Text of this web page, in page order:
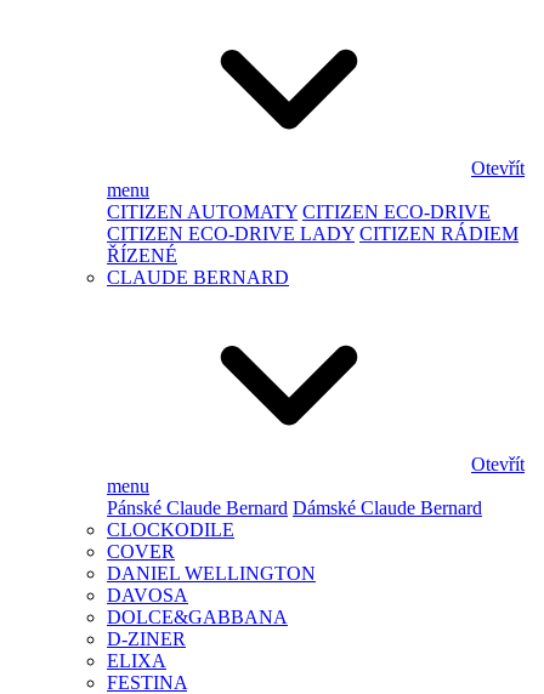
Otevřít
menu
CITIZEN AUTOMATY CITIZEN ECO-DRIVE
CITIZEN ECO-DRIVE LADY CITIZEN RÁDIEM
ŘÍZENÉ
CLAUDE BERNARD
Otevřít
menu
Pánské Claude Bernard Dámské Claude Bernard
CLOCKODILE
COVER
DANIEL WELLINGTON
DAVOSA
DOLCE&GABBANA
D-ZINER
ELIXA
FESTINA